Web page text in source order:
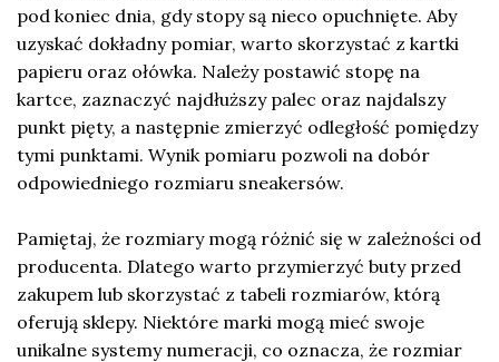
pod koniec dnia, gdy stopy są nieco opuchnięte. Aby
uzyskać dokładny pomiar, warto skorzystać z kartki
papieru oraz ołówka. Należy postawić stopę na
kartce, zaznaczyć najdłuższy palec oraz najdalszy
punkt pięty, a następnie zmierzyć odległość pomiędzy
tymi punktami. Wynik pomiaru pozwoli na dobór
odpowiedniego rozmiaru sneakersów.
Pamiętaj, że rozmiary mogą różnić się w zależności od
producenta. Dlatego warto przymierzyć buty przed
zakupem lub skorzystać z tabeli rozmiarów, którą
oferują sklepy. Niektóre marki mogą mieć swoje
unikalne systemy numeracji, co oznacza, że rozmiar